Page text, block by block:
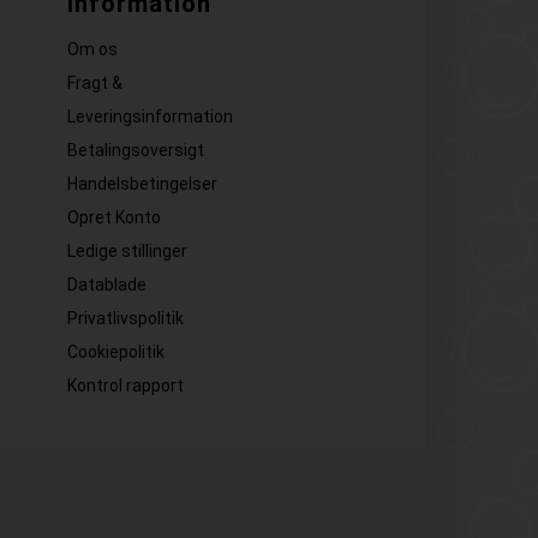
Om os
Fragt &
Leveringsinformation
Betalingsoversigt
Handelsbetingelser
Opret Konto
Ledige stillinger
Datablade
Privatlivspolitik
Cookiepolitik
Kontrol rapport